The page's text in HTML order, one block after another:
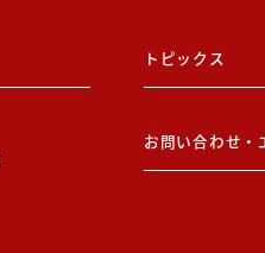
トピックス
お問い合わせ・